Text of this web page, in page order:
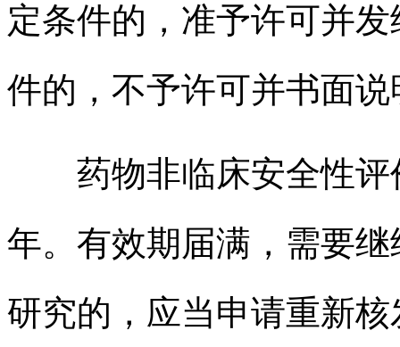
定条件的，准予许可并
件的，不予许可并书面
药物非临床安全性评
年。有效期届满，需要
研究的，应当申请重新